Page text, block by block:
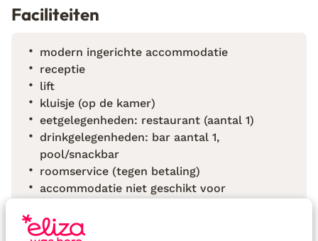
centraal staan. Voor wie zichzelf wil verwennen, is
organiseert wekelijks unieke avonden, zoals de
levendige “Greek Night” en de ontspannen “Jazz
Night,” die je volledig onderdompelen in de cultuur
en sfeer van Kefalonia.
Faciliteiten
modern ingerichte accommodatie
receptie
lift
kluisje (op de kamer)
eetgelegenheden: restaurant (aantal 1)
drinkgelegenheden: bar aantal 1,
pool/snackbar
roomservice (tegen betaling)
accommodatie niet geschikt voor